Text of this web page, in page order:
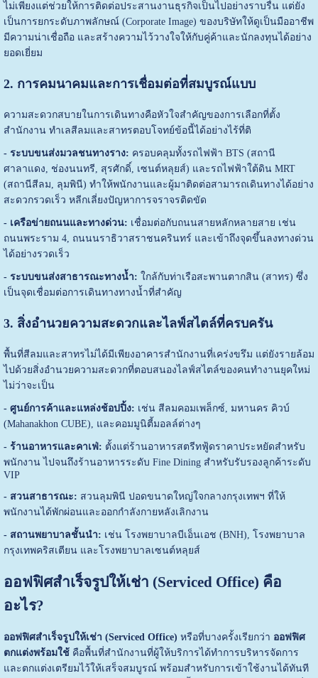
ไม่เพียงแต่ช่วยให้การติดต่อประสานงานธุรกิจเป็นไปอย่างราบรื่น แต่ยัง
เป็นการยกระดับภาพลักษณ์ (Corporate Image) ของบริษัทให้ดูเป็นมืออาชีพ
มีความน่าเชื่อถือ และสร้างความไว้วางใจให้กับคู่ค้าและนักลงทุนได้อย่าง
ยอดเยี่ยม
2. การคมนาคมและการเชื่อมต่อที่สมบูรณ์แบบ
ความสะดวกสบายในการเดินทางคือหัวใจสำคัญของการเลือกที่ตั้ง
สำนักงาน ทำเลสีลมและสาทรตอบโจทย์ข้อนี้ได้อย่างไร้ที่ติ
- ระบบขนส่งมวลชนทางราง: ครอบคลุมทั้งรถไฟฟ้า BTS (สถานี
ศาลาแดง, ช่องนนทรี, สุรศักดิ์, เซนต์หลุยส์) และรถไฟฟ้าใต้ดิน MRT
(สถานีสีลม, ลุมพินี) ทำให้พนักงานและผู้มาติดต่อสามารถเดินทางได้อย่าง
สะดวกรวดเร็ว หลีกเลี่ยงปัญหาการจราจรติดขัด
- เครือข่ายถนนและทางด่วน: เชื่อมต่อกับถนนสายหลักหลายสาย เช่น
ถนนพระราม 4, ถนนนราธิวาสราชนครินทร์ และเข้าถึงจุดขึ้นลงทางด่วน
ได้อย่างรวดเร็ว
- ระบบขนส่งสาธารณะทางน้ำ: ใกล้กับท่าเรือสะพานตากสิน (สาทร) ซึ่ง
เป็นจุดเชื่อมต่อการเดินทางทางน้ำที่สำคัญ
3. สิ่งอำนวยความสะดวกและไลฟ์สไตล์ที่ครบครัน
พื้นที่สีลมและสาทรไม่ได้มีเพียงอาคารสำนักงานที่เคร่งขรึม แต่ยังรายล้อม
ไปด้วยสิ่งอำนวยความสะดวกที่ตอบสนองไลฟ์สไตล์ของคนทำงานยุคใหม่
ไม่ว่าจะเป็น
- ศูนย์การค้าและแหล่งช้อปปิ้ง: เช่น สีลมคอมเพล็กซ์, มหานคร คิวบ์
(Mahanakhon CUBE), และคอมมูนิตี้มอลล์ต่างๆ
- ร้านอาหารและคาเฟ่: ตั้งแต่ร้านอาหารสตรีทฟู้ดราคาประหยัดสำหรับ
พนักงาน ไปจนถึงร้านอาหารระดับ Fine Dining สำหรับรับรองลูกค้าระดับ
VIP
- สวนสาธารณะ: สวนลุมพินี ปอดขนาดใหญ่ใจกลางกรุงเทพฯ ที่ให้
พนักงานได้พักผ่อนและออกกำลังกายหลังเลิกงาน
- สถานพยาบาลชั้นนำ: เช่น โรงพยาบาลบีเอ็นเอช (BNH), โรงพยาบาล
กรุงเทพคริสเตียน และโรงพยาบาลเซนต์หลุยส์
ออฟฟิศสำเร็จรูปให้เช่า (Serviced Office) คือ
อะไร?
ออฟฟิศสำเร็จรูปให้เช่า (Serviced Office) หรือที่บางครั้งเรียกว่า ออฟฟิศ
ตกแต่งพร้อมใช้คือพื้นที่สำนักงานที่ผู้ให้บริการได้ทำการบริหารจัดการ
และตกแต่งเตรียมไว้ให้เสร็จสมบูรณ์ พร้อมสำหรับการเข้าใช้งานได้ทันที